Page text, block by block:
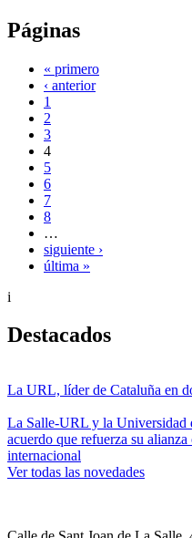
Páginas
« primero
‹ anterior
1
2
3
4
5
6
7
8
…
siguiente ›
última »
i
Destacados
La URL, líder de Cataluña en
La Salle-URL y la Universidad
acuerdo que refuerza su
internacional
Ver todas las novedades